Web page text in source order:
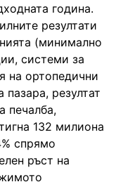
година.
резултати
(минимално
системи за
на ортопедични
резултат
печалба,
132 милиона
спрямо
ръст на